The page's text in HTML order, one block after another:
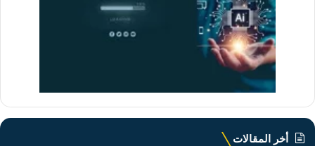
أخر المقالات